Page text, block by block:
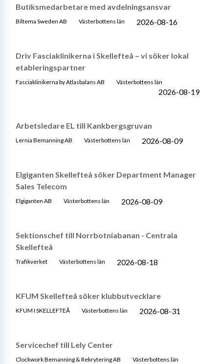
Butiksmedarbetare med avdelningsansvar
Biltema Sweden AB Västerbottens län 2026-08-16
Driv Fasciaklinikerna i Skellefteå – vi söker lokal
etableringspartner
Fasciaklinikerna by Atlasbalans AB Västerbottens län
2026-08-19
Arbetsledare EL till Kankbergsgruvan
Lernia Bemanning AB Västerbottens län 2026-08-09
Elgiganten Skellefteå söker Department Manager
Sales Telecom
Elgiganten AB Västerbottens län 2026-08-09
Sektionschef till Norrbotniabanan - Centrala
Skellefteå
Trafikverket Västerbottens län 2026-08-18
KFUM Skellefteå söker klubbutvecklare
KFUM I SKELLEFTEÅ Västerbottens län 2026-08-31
Servicechef till Lely Center
Clockwork Bemanning & Rekrytering AB Västerbottens län